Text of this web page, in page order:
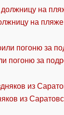
на
погоню за
из